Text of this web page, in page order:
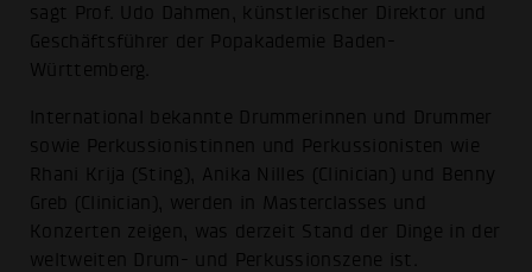
sagt Prof. Udo Dahmen, künstlerischer Direktor und
Geschäftsführer der Popakademie Baden-
Württemberg.
International bekannte Drummerinnen und Drummer
sowie Perkussionistinnen und Perkussionisten wie
Rhani Krija (Sting), Anika Nilles (Clinician) und Benny
Greb (Clinician), werden in Masterclasses und
Konzerten zeigen, was derzeit Stand der Dinge in der
weltweiten Drum- und Perkussionszene ist.